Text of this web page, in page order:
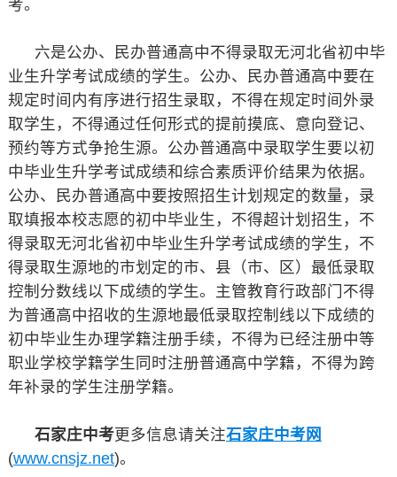
考。
六是公办、民办普通高中不得录取无河北省初中毕
业生升学考试成绩的学生。公办、民办普通高中要在
规定时间内有序进行招生录取，不得在规定时间外录
取学生，不得通过任何形式的提前摸底、意向登记、
预约等方式争抢生源。公办普通高中录取学生要以初
中毕业生升学考试成绩和综合素质评价结果为依据。
公办、民办普通高中要按照招生计划规定的数量，录
取填报本校志愿的初中毕业生，不得超计划招生，不
得录取无河北省初中毕业生升学考试成绩的学生，不
得录取生源地的市划定的市、县（市、区）最低录取
控制分数线以下成绩的学生。主管教育行政部门不得
为普通高中招收的生源地最低录取控制线以下成绩的
初中毕业生办理学籍注册手续，不得为已经注册中等
职业学校学籍学生同时注册普通高中学籍，不得为跨
年补录的学生注册学籍。
石家庄中考更多信息请关注石家庄中考网
(www.cnsjz.net)。